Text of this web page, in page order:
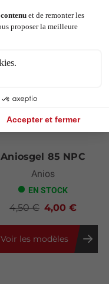
Aniosgel 85 NPC
Anios
EN STOCK
4,00 €
4,50 €
Voir les modèles